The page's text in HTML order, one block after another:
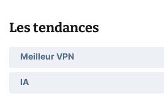
Les tendances
Meilleur VPN
IA